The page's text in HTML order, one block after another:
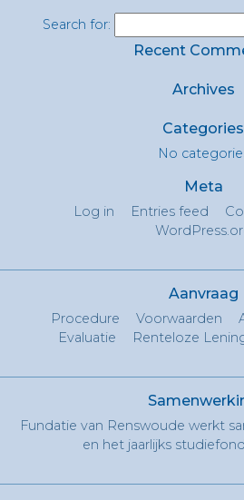
Search for:
Recent
Archives
Categories
No
Meta
Log in Entries feed
Aanvraag
Procedure Voorwaarden
Evaluatie
Renteloze
Fundatie van Renswoude werkt
en het jaarlijks